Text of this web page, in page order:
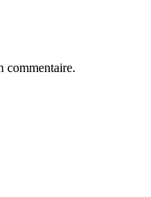
commentaire.